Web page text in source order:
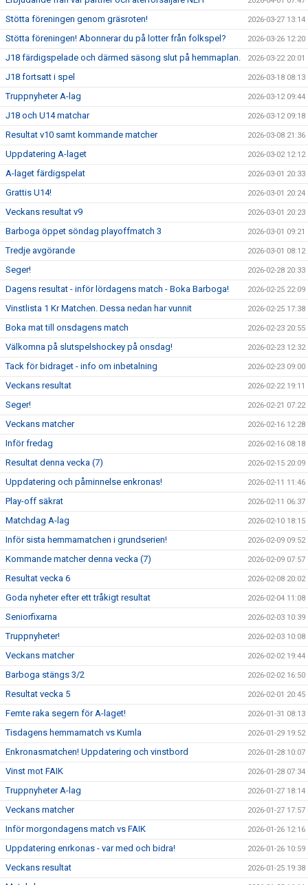
Stötta föreningen genom gräsroten! 2026-03-27 13:14
Stötta föreningen! Abonnerar du på lotter från folkspel? 2026-03-26 12:20
J18 färdigspelade och därmed säsong slut på hemmaplan. 2026-03-22 20:01
J18 fortsatt i spel 2026-03-18 08:13
Truppnyheter A-lag 2026-03-12 09:44
J18 och U14 matchar 2026-03-12 09:18
Resultat v10 samt kommande matcher 2026-03-08 21:36
Uppdatering A-laget 2026-03-02 12:12
A-laget färdigspelat 2026-03-01 20:33
Grattis U14! 2026-03-01 20:24
Veckans resultat v9 2026-03-01 20:23
Barboga öppet söndag playoffmatch 3 2026-03-01 09:21
Tredje avgörande 2026-03-01 08:12
Seger! 2026-02-28 20:33
Dagens resultat - inför lördagens match - Boka Barboga! 2026-02-25 22:09
Vinstlista 1 Kr Matchen. Dessa nedan har vunnit 2026-02-25 17:38
Boka mat till onsdagens match 2026-02-23 20:55
Välkomna på slutspelshockey på onsdag! 2026-02-23 12:32
Tack för bidraget - info om inbetalning 2026-02-23 09:00
Veckans resultat 2026-02-22 19:11
Seger! 2026-02-21 07:22
Veckans matcher 2026-02-16 12:28
Inför fredag 2026-02-16 08:18
Resultat denna vecka (7) 2026-02-15 20:09
Uppdatering och påminnelse enkronas! 2026-02-11 11:46
Play-off säkrat 2026-02-11 06:37
Matchdag A-lag 2026-02-10 18:15
Inför sista hemmamatchen i grundserien! 2026-02-09 09:52
Kommande matcher denna vecka (7) 2026-02-09 07:57
Resultat vecka 6 2026-02-08 20:02
Goda nyheter efter ett tråkigt resultat 2026-02-04 11:08
Seniorfixarna 2026-02-03 10:39
Truppnyheter! 2026-02-03 10:08
Veckans matcher 2026-02-02 19:44
Barboga stängs 3/2 2026-02-02 16:50
Resultat vecka 5 2026-02-01 20:45
Femte raka segern för A-laget! 2026-01-31 08:13
Tisdagens hemmamatch vs Kumla 2026-01-29 19:52
Enkronasmatchen! Uppdatering och vinstbord 2026-01-28 10:07
Vinst mot FAIK 2026-01-28 07:34
Truppnyheter A-lag 2026-01-27 18:14
Veckans matcher 2026-01-27 17:57
Inför morgondagens match vs FAIK 2026-01-26 12:16
Uppdatering enrkonas - var med och bidra! 2026-01-26 10:59
Veckans resultat 2026-01-25 19:38